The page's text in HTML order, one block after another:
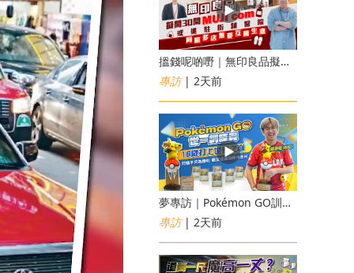
搵錢呢啲嘢｜無印良品擬開30間「MUJI com」 或進駐街舖醫院 同區多店無憂互搶生意
專訪| 2天前
夢專訪｜Pokémon GO訓練員「蝦皮」16歲打上世界第一！戰友成最強後盾
專訪| 2天前